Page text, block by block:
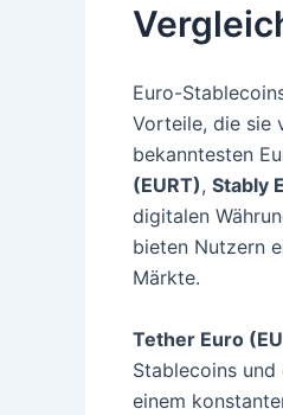
Euro-
Vorteile, die sie
bekanntesten
(EURT), Stably
digitalen
bieten Nutzern
Märkte.
Tether Euro
Stablecoins
einem